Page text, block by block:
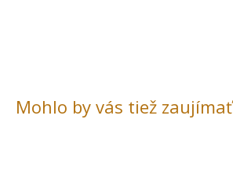
Mohlo by vás tiež zaujímať